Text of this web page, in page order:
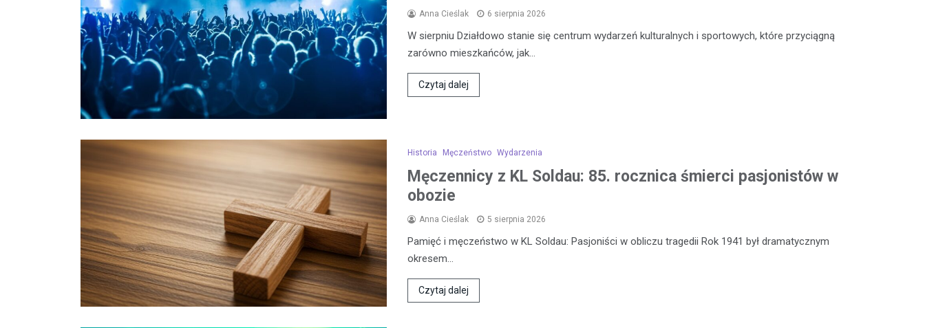
Anna Cieślak 6 sierpnia 2026
W sierpniu Działdowo stanie się centrum wydarzeń kulturalnych i sportowych, które przyciągną
zarówno mieszkańców, jak…
Czytaj dalej
Historia Męczeństwo Wydarzenia
Męczennicy z KL Soldau: 85. rocznica śmierci pasjonistów w
obozie
Anna Cieślak 5 sierpnia 2026
Pamięć i męczeństwo w KL Soldau: Pasjoniści w obliczu tragedii Rok 1941 był dramatycznym
okresem…
Czytaj dalej